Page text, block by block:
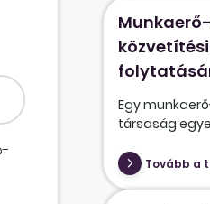
Egy
társaság
Tovább a